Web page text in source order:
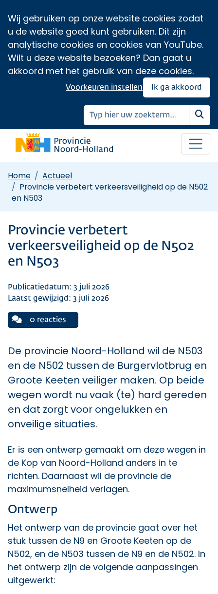
Wij gebruiken op onze website cookies zodat
u de website goed kunt gebruiken. Dit zijn
analytische cookies en cookies van YouTube.
Wilt u deze website bezoeken? Dan gaat u
akkoord met het gebruik van deze cookies.
Ik ga akkoord
Voorkeuren instellen
Home
Actueel
Provincie verbetert verkeersveiligheid op de N502
en N503
Provincie verbetert
verkeersveiligheid op de N502
en N503
Publicatiedatum: 3 juli 2026
Laatst gewijzigd: 3 juli 2026
0 reacties
De provincie Noord-Holland wil de N503
en de N502 tussen de Burgervlotbrug en
Groote Keeten veiliger maken. Op beide
wegen wordt nu vaak (te) hard gereden
en dat zorgt voor ongelukken en
onveilige situaties.
Er is een ontwerp gemaakt om deze wegen in
de Kop van Noord-Holland anders in te
richten. Daarnaast wil de provincie de
maximumsnelheid verlagen.
Ontwerp
Het ontwerp van de provincie gaat over het
stuk tussen de N9 en Groote Keeten op de
N502, en de N503 tussen de N9 en de N502. In
het ontwerp zijn de volgende aanpassingen
uitgewerkt: